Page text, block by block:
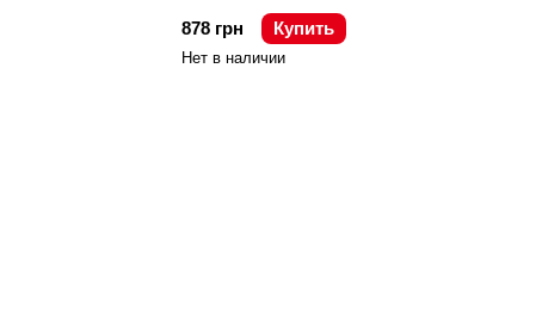
878 грн
Купить
Нет в наличии